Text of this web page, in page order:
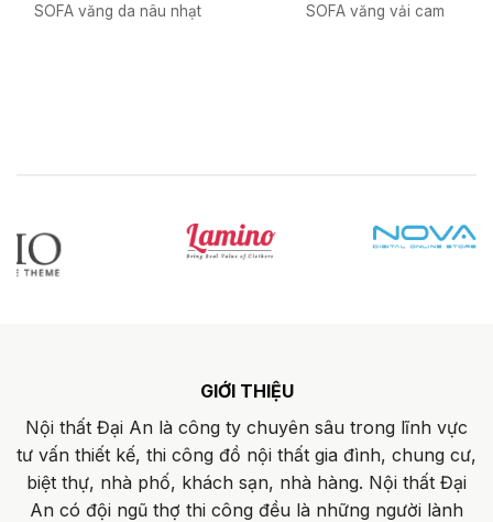
SOFA văng da nâu nhạt SOFA văng vải cam
GIỚI THIỆU
Nội thất Đại An là công ty chuyên sâu trong lĩnh vực
tư vấn thiết kế, thi công đồ nội thất gia đình, chung cư,
biệt thự, nhà phố, khách sạn, nhà hàng. Nội thất Đại
An có đội ngũ thợ thi công đều là những người lành